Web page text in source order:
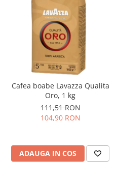
Cafea boabe Lavazza Qualita
Oro, 1 kg
111,51 RON
104,90 RON
ADAUGA IN COS